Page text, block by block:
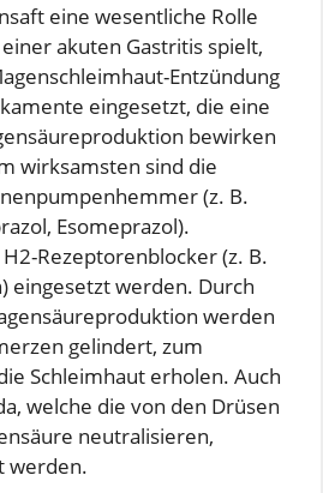
eine wesentliche Rolle
akuten Gastritis spielt,
Entzündung
eingesetzt, die eine
bewirken
wirksamsten sind die
(z. B.
Esomeprazol).
Rezeptorenblocker (z. B.
eingesetzt werden. Durch
werden
gelindert, zum
Schleimhaut erholen. Auch
welche die von den Drüsen
neutralisieren,
werden.